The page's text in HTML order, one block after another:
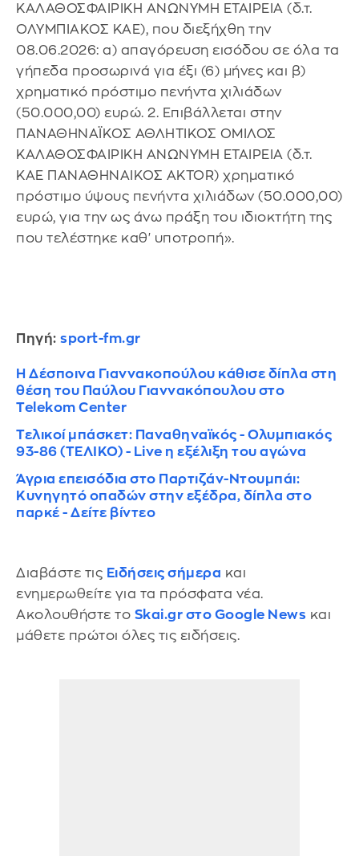
ΚΑΛΑΘΟΣΦΑΙΡΙΚΗ ΑΝΩΝΥΜΗ ΕΤΑΙΡΕΙΑ (δ.τ.
ΟΛΥΜΠΙΑΚΟΣ ΚΑΕ), που διεξήχθη την
08.06.2026: α) απαγόρευση εισόδου σε όλα τα
γήπεδα προσωρινά για έξι (6) μήνες και β)
χρηματικό πρόστιμο πενήντα χιλιάδων
(50.000,00) ευρώ. 2. Επιβάλλεται στην
ΠΑΝΑΘΗΝΑΪΚΟΣ ΑΘΛΗΤΙΚΟΣ ΟΜΙΛΟΣ
ΚΑΛΑΘΟΣΦΑΙΡΙΚΗ ΑΝΩΝΥΜΗ ΕΤΑΙΡΕΙΑ (δ.τ.
ΚΑΕ ΠΑΝΑΘΗΝΑΙΚΟΣ AKTOR) χρηματικό
πρόστιμο ύψους πενήντα χιλιάδων (50.000,00)
ευρώ, για την ως άνω πράξη του ιδιοκτήτη της
που τελέστηκε καθ' υποτροπή».
Πηγή: sport-fm.gr
Η Δέσποινα Γιαννακοπούλου κάθισε δίπλα στη
θέση του Παύλου Γιαννακόπουλου στο
Telekom Center
Τελικοί μπάσκετ: Παναθηναϊκός - Ολυμπιακός
93-86 (ΤΕΛΙΚΟ) - Live η εξέλιξη του αγώνα
Άγρια επεισόδια στο Παρτιζάν-Ντουμπάι:
Κυνηγητό οπαδών στην εξέδρα, δίπλα στο
παρκέ - Δείτε βίντεο
Διαβάστε τις Ειδήσεις σήμερα και
ενημερωθείτε για τα πρόσφατα νέα.
Ακολουθήστε το Skai.gr στο Google News και
μάθετε πρώτοι όλες τις ειδήσεις.